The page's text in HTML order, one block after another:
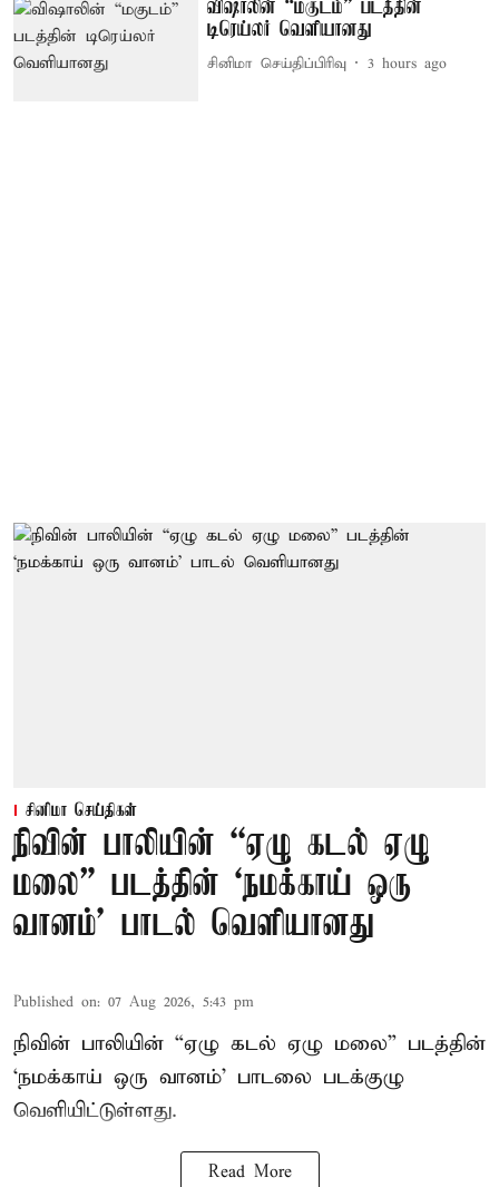
விஷாலின் “மகுடம்” படத்தின்
டிரெய்லர் வெளியானது
சினிமா செய்திப்பிரிவு 3 hours ago
சினிமா செய்திகள்
நிவின் பாலியின் “ஏழு கடல் ஏழு
மலை” படத்தின் ‘நமக்காய் ஒரு
வானம்’ பாடல் வெளியானது
Published on: 07 Aug 2026, 5:43 pm
நிவின் பாலியின் “ஏழு கடல் ஏழு மலை” படத்தின்
‘நமக்காய் ஒரு வானம்’ பாடலை படக்குழு
வெளியிட்டுள்ளது.
Read More